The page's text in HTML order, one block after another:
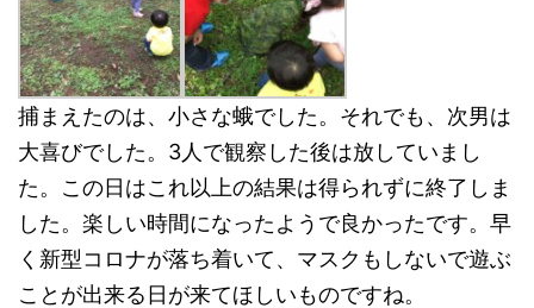
捕まえたのは、小さな蛾でした。それでも、次男は
大喜びでした。3人で観察した後は放していまし
た。この日はこれ以上の結果は得られずに終了しま
した。楽しい時間になったようで良かったです。早
く新型コロナが落ち着いて、マスクもしないで遊ぶ
ことが出来る日が来てほしいものですね。